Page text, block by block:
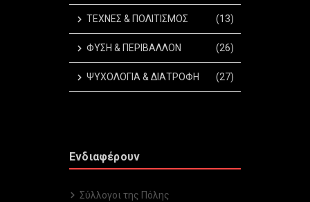
ΤΕΧΝΕΣ & ΠΟΛΙΤΙΣΜΟΣ (13)
ΦΥΣΗ & ΠΕΡΙΒΑΛΛΟΝ (26)
ΨΥΧΟΛΟΓΙΑ & ΔΙΑΤΡΟΦΗ (27)
Ενδιαφέρουν
Σύλλογοι της Πόλης